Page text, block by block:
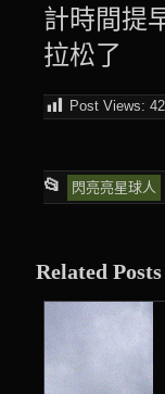
計時間提
拉松了
Post Views:
📂
This
posted
in
閃亮亮星球人
Related Posts